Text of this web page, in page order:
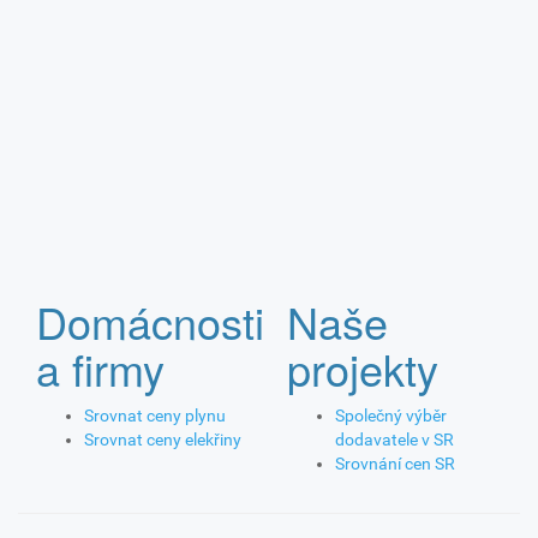
Domácnosti
a firmy
Srovnat ceny plynu
Srovnat ceny elekřiny
Naše
projekty
Společný výběr
dodavatele v SR
Srovnání cen SR